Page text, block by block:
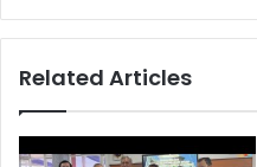
Related Articles